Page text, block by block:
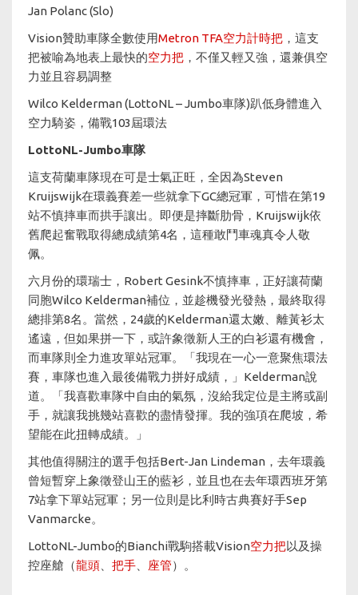
Jan Polanc (Slo)
Vision贊助車隊全數使用Metron TFA空力計時把 ，這支
把被喻為地表上最快的空力把 ，不僅又輕又強，還兼俱空
力並且容易調整
Wilco Kelderman (LottoNL – Jumbo車隊)趴低身體進入
空力騎姿，備戰103屆環法
LottoNL-Jumbo車隊​​​​​​​
這支荷蘭車隊現在可是士氣正旺，全因為Steven
Kruijswijk在環義賽差一些就拿下GC總冠軍，可惜在第19
站不慎摔車而拱手讓出。即便是摔斷肋骨，Kruijswijk依
舊爬起奮戰取得總成績第4名，這種敢鬥車魂真令人敬
佩。
六月份的環瑞士，Robert Gesink不慎摔車，正好讓荷蘭
同胞Wilco Kelderman補位，並趁機發光發熱，最終取得
總排第8名。當然，24歲的Kelderman還太嫩、離黃衫太
遙遠，但如果拼一下，或許象徵新人王的白衫還有機會，
而車隊則全力進攻單站冠軍。「我現在一心一意聚焦環法
賽，車隊也進入最後備戰力拼好成績，」Kelderman說
道。「我喜歡車隊中自由的氣氛，沒給我定位是主將或副
手，就讓我挑幾站喜歡的盡情發揮。我的強項在爬坡，希
望能在此扭轉成績。」
其他值得關注的選手包括Bert-Jan Lindeman，去年環義
曾短暫穿上象徵登山王的藍衫，並且也在去年環西班牙第
7站拿下單站冠軍；另一位則是比利時古典賽好手Sep
Vanmarcke。
LottoNL-Jumbo的Bianchi戰駒搭載Vision空力把以及操
控座艙（龍頭 把手 座管）。